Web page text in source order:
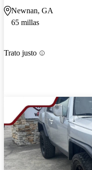
Newnan, GA
65 millas
Trato justo